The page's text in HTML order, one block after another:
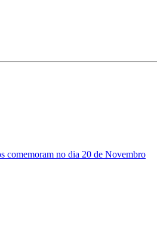
comemoram no dia 20 de Novembro